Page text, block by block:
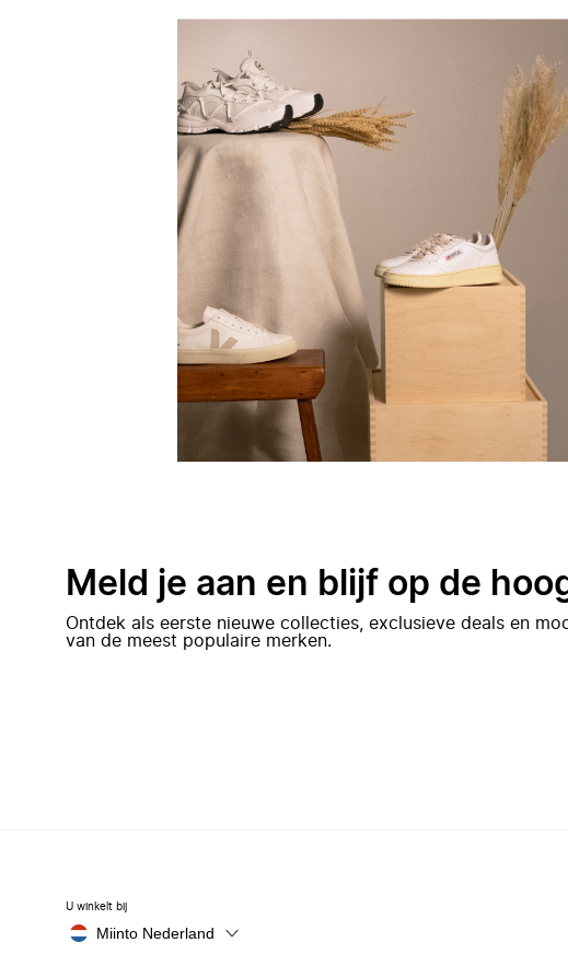
Meld je aan en blijf op de
Ontdek als eerste nieuwe collecties, exclusieve deals en
van de meest populaire merken.
U winkelt bij
Miinto Nederland